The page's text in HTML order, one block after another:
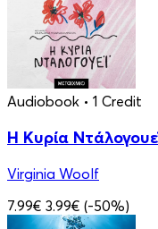
Audiobook • 1 Credit
Η Κυρία
Virginia Woolf
7.99€ 3.99€ (-50%)